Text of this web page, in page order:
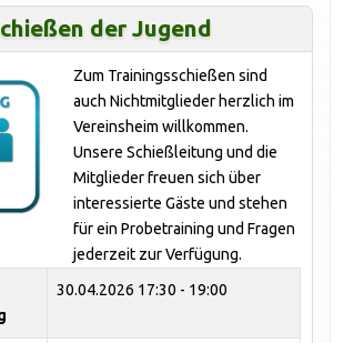
der Jugend
Zum Trainingsschießen sind
auch Nichtmitglieder herzlich im
Vereinsheim willkommen.
Unsere Schießleitung und die
Mitglieder freuen sich über
interessierte Gäste und stehen
für ein Probetraining und Fragen
jederzeit zur Verfügung.
30.04.2026 17:30 - 19:00